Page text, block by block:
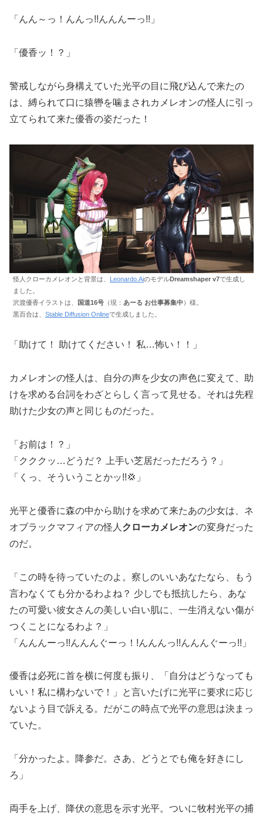
「んん～っ！んんっ!!んんんーっ!!」
「優香ッ！？」
警戒しながら身構えていた光平の目に飛び込んで来たの
は、縛られて口に猿轡を噛まされカメレオンの怪人に引っ
立てられて来た優香の姿だった！
怪人クローカメレオンと背景は、 Leonardo.AiのモデルDreamshaper v7で生成し
ました。
沢渡優香イラストは、
国道16号 （現： あーる お仕事募集中 ）様。
黒百合は、 Stable Diffusion Onlineで生成しました。
「助けて！ 助けてください！ 私…怖い！！」
カメレオンの怪人は、自分の声を少女の声色に変えて、助
けを求める台詞をわざとらしく言って見せる。それは先程
助けた少女の声と同じものだった。
「お前は！？」
「クククッ…どうだ？ 上手い芝居だっただろう？」
「くっ、そういうことかッ!!💢」
光平と優香に森の中から助けを求めて来たあの少女は、ネ
オブラックマフィアの怪人 クローカメレオンの変身だった
のだ。
「この時を待っていたのよ。察しのいいあなたなら、もう
言わなくても分かるわよね？ 少しでも抵抗したら、あな
たの可愛い彼女さんの美しい白い肌に、一生消えない傷が
つくことになるわよ？」
「んんんーっ!!んんんぐーっ！!んんんっ!!んんんぐーっ!!」
優香は必死に首を横に何度も振り、「自分はどうなっても
いい！私に構わないで！」と言いたげに光平に要求に応じ
ないよう目で訴える。だがこの時点で光平の意思は決まっ
ていた。
「分かったよ。降参だ。さあ、どうとでも俺を好きにし
ろ」
両手を上げ、降伏の意思を示す光平。ついに牧村光平の捕